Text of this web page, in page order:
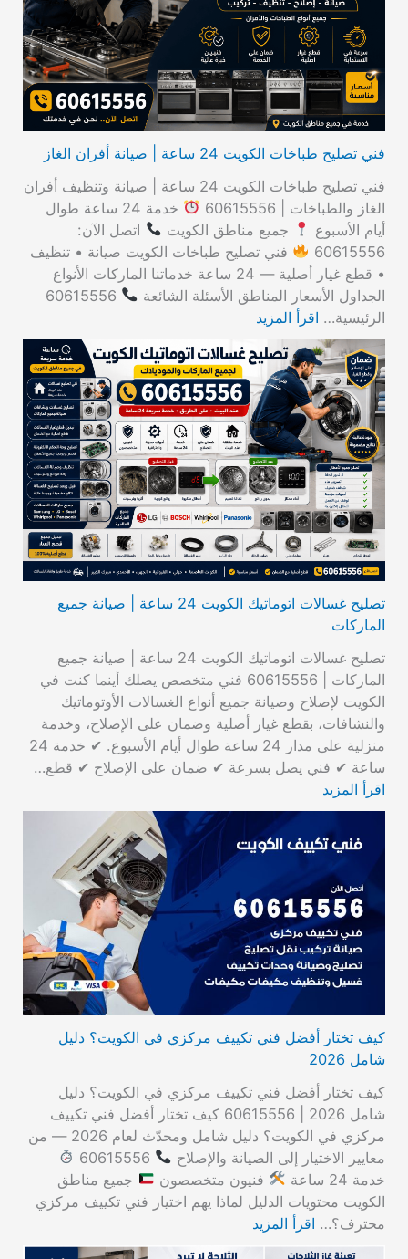
فني تصليح طباخات الكويت 24 ساعة | صيانة أفران الغاز
فني تصليح طباخات الكويت 24 ساعة | صيانة وتنظيف أفران
الغاز والطباخات | 60615556
خدمة 24 ساعة طوال
أيام الأسبوع
جميع مناطق الكويت
اتصل الآن:
60615556
فني تصليح طباخات الكويت صيانة • تنظيف
• قطع غيار أصلية — 24 ساعة خدماتنا الماركات الأنواع
الجداول الأسعار المناطق الأسئلة الشائعة
60615556
الرئيسية… اقرأ المزيد
تصليح غسالات اتوماتيك الكويت 24 ساعة | صيانة جميع
الماركات
تصليح غسالات اتوماتيك الكويت 24 ساعة | صيانة جميع
الماركات | 60615556 فني متخصص يصلك أينما كنت في
الكويت لإصلاح وصيانة جميع أنواع الغسالات الأوتوماتيك
والنشافات، بقطع غيار أصلية وضمان على الإصلاح، وخدمة
منزلية على مدار 24 ساعة طوال أيام الأسبوع. ✔ خدمة 24
ساعة ✔ فني يصل بسرعة ✔ ضمان على الإصلاح ✔ قطع…
اقرأ المزيد
كيف تختار أفضل فني تكييف مركزي في الكويت؟ دليل
شامل 2026
كيف تختار أفضل فني تكييف مركزي في الكويت؟ دليل
شامل 2026 | 60615556 كيف تختار أفضل فني تكييف
مركزي في الكويت؟ دليل شامل ومحدّث لعام 2026 — من
معايير الاختيار إلى الصيانة والإصلاح
خدمة 24 ساعة
فنيون متخصصون
جميع مناطق
الكويت محتويات الدليل لماذا يهم اختيار فني تكييف مركزي
محترف؟… اقرأ المزيد